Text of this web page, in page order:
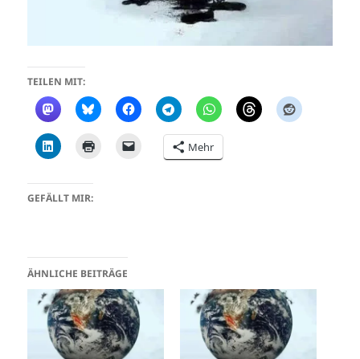
TEILEN MIT:
Mehr
GEFÄLLT MIR:
ÄHNLICHE BEITRÄGE